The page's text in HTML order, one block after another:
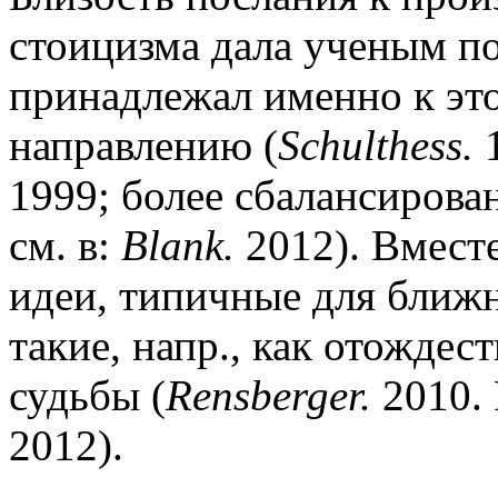
стоицизма дала ученым
принадлежал именно к
направлению (Schulthess.
1999; более
см. в: Blank. 2012).
идеи, типичные для
такие, напр., как
судьбы (Rensberger. 2010.
2012).